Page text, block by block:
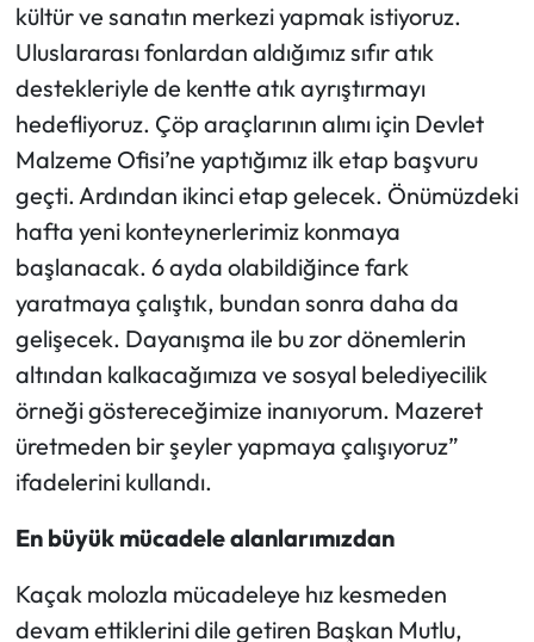
kültür ve sanatın merkezi yapmak istiyoruz.
Uluslararası fonlardan aldığımız sıfır atık
destekleriyle de kentte atık ayrıştırmayı
hedefliyoruz. Çöp araçlarının alımı için Devlet
Malzeme Ofisi’ne yaptığımız ilk etap başvuru
geçti. Ardından ikinci etap gelecek. Önümüzdeki
hafta yeni konteynerlerimiz konmaya
başlanacak. 6 ayda olabildiğince fark
yaratmaya çalıştık, bundan sonra daha da
gelişecek. Dayanışma ile bu zor dönemlerin
altından kalkacağımıza ve sosyal belediyecilik
örneği göstereceğimize inanıyorum. Mazeret
üretmeden bir şeyler yapmaya çalışıyoruz”
ifadelerini kullandı.
En büyük mücadele alanlarımızdan
Kaçak molozla mücadeleye hız kesmeden
devam ettiklerini dile getiren Başkan Mutlu,